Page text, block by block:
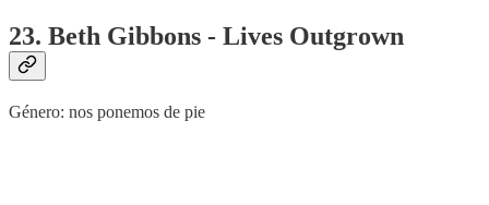
23. Beth Gibbons - Lives Outgrown
Género: nos ponemos de pie